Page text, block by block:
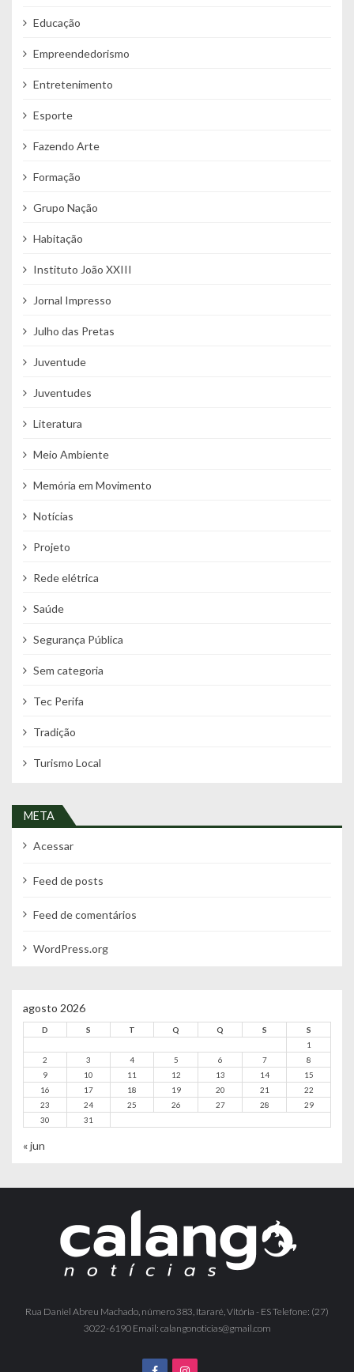
Educação
Empreendedorismo
Entretenimento
Esporte
Fazendo Arte
Formação
Grupo Nação
Habitação
Instituto João XXIII
Jornal Impresso
Julho das Pretas
Juventude
Juventudes
Literatura
Meio Ambiente
Memória em Movimento
Notícias
Projeto
Rede elétrica
Saúde
Segurança Pública
Sem categoria
Tec Perifa
Tradição
Turismo Local
META
Acessar
Feed de posts
Feed de comentários
WordPress.org
agosto 2026
D S T Q Q S
S
1
2
3 4 5 6 7
8
9
10 11 12 13 14
15
16
17 18 19 20 21
22
23
24 25 26 27 28
29
30
31
« jun
Rua Daniel Abreu Machado, número 383, Itararé, Vitória - ES Telefone: (27)
3022-6190 Email: calangonoticias@gmail.com